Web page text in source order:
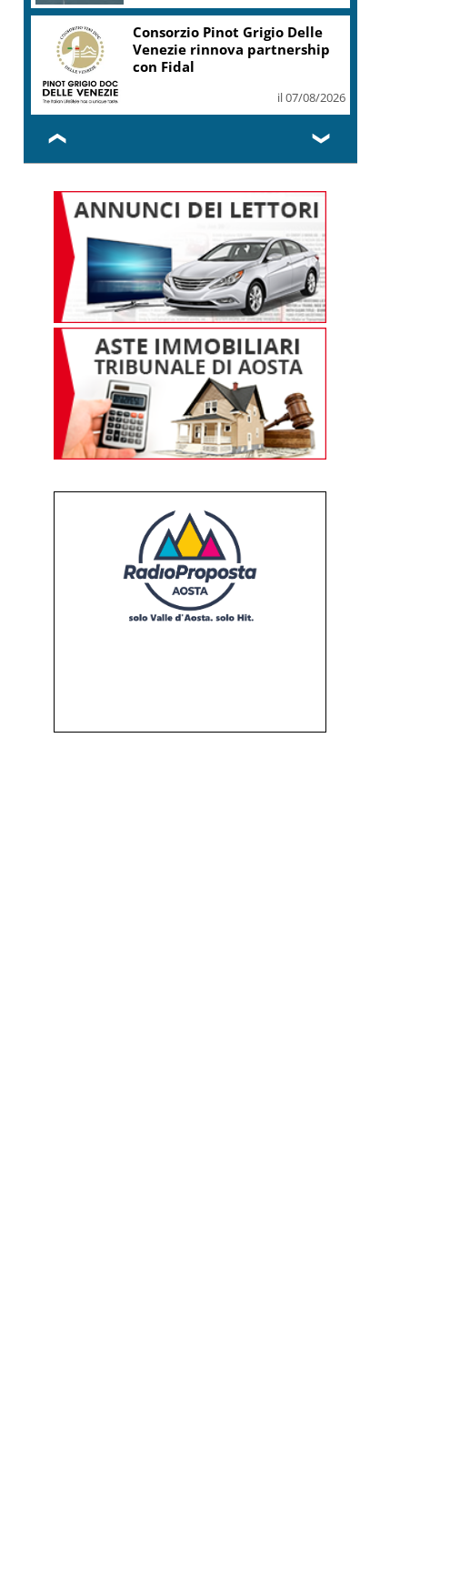
Consorzio Pinot Grigio Delle
Venezie rinnova partnership
con Fidal
il 07/08/2026
❮ ❯